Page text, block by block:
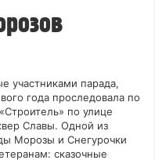
участниками парада,
года проследовала по
по улице
Славы. Одной из
Морозы и Снегурочки
сказочные